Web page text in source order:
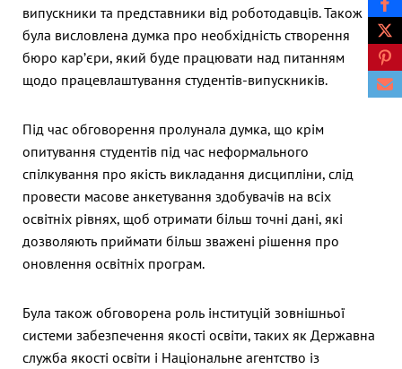
випускники та представники від роботодавців. Також
була висловлена думка про необхідність створення
бюро кар’єри, який буде працювати над питанням
щодо працевлаштування студентів-випускників.
Під час обговорення пролунала думка, що крім
опитування студентів під час неформального
спілкування про якість викладання дисципліни, слід
провести масове анкетування здобувачів на всіх
освітніх рівнях, щоб отримати більш точні дані, які
дозволяють приймати більш зважені рішення про
оновлення освітніх програм.
Була також обговорена роль інституцій зовнішньої
системи забезпечення якості освіти, таких як Державна
служба якості освіти і Національне агентство із